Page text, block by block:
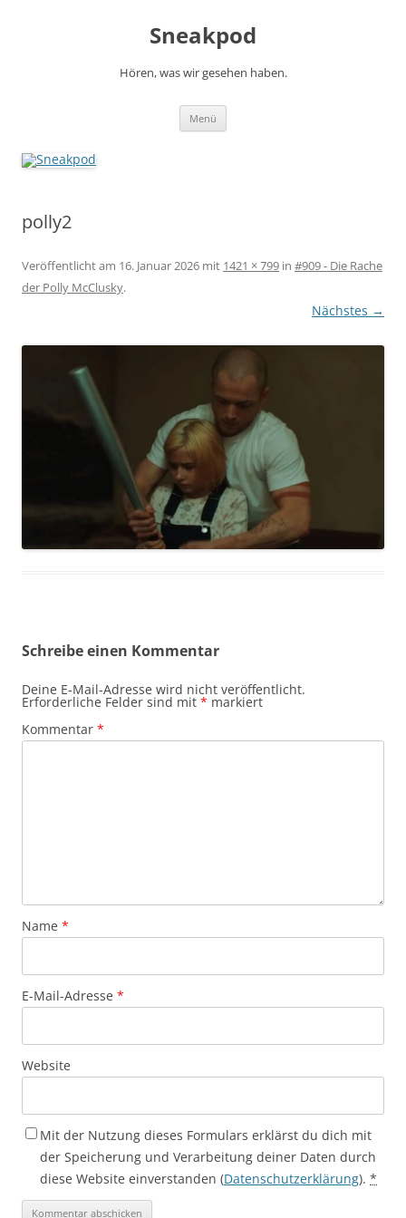
Sneakpod
Hören, was wir gesehen haben.
Menü
polly2
Veröffentlicht am 16. Januar 2026 mit 1421 × 799 in #909 - Die Rache
der Polly McClusky.
Nächstes →
Schreibe einen Kommentar
Deine E-Mail-Adresse wird nicht veröffentlicht.
Erforderliche Felder sind mit * markiert
Kommentar *
Name *
E-Mail-Adresse *
Website
Mit der Nutzung dieses Formulars erklärst du dich mit
der Speicherung und Verarbeitung deiner Daten durch
diese Website einverstanden (Datenschutzerklärung). *